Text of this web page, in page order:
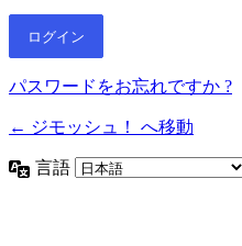
パスワードをお忘れですか ?
← ジモッシュ！ へ移動
言語